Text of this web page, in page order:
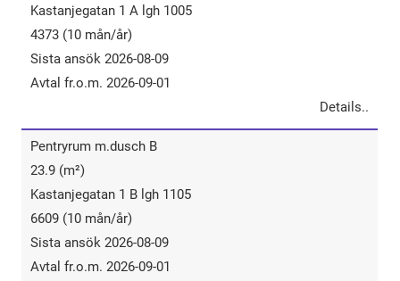
Kastanjegatan 1 A lgh 1005
4373 (10 mån/år)
Sista ansök 2026-08-09
Avtal fr.o.m. 2026-09-01
Details..
Pentryrum​ ​m.dusch​ ​B
23.9 (m²)
Kastanjegatan 1 B lgh 1105
6609 (10 mån/år)
Sista ansök 2026-08-09
Avtal fr.o.m. 2026-09-01